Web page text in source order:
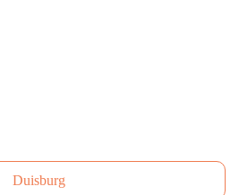
Duisburg